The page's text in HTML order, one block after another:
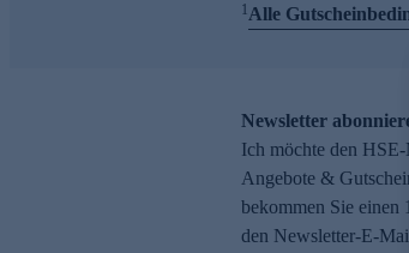
1Alle
Newsletter
Ich möchte den
Angebote &
bekommen Sie einen
den Newsletter-E-